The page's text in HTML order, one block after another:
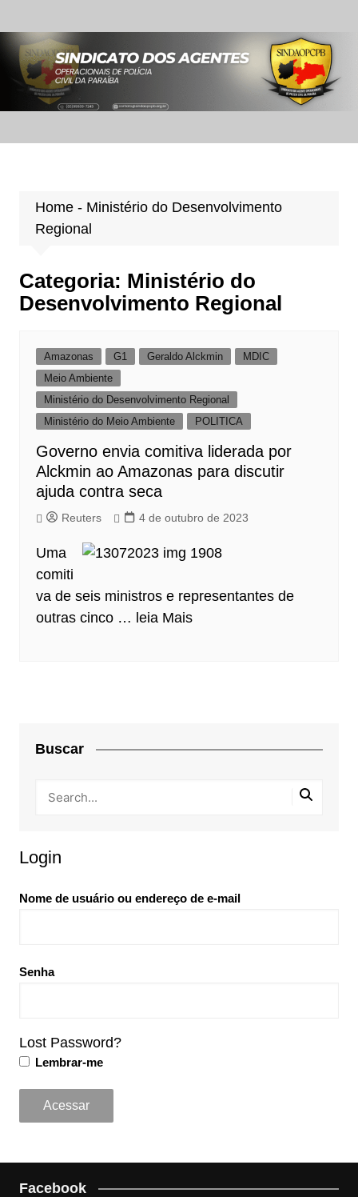
para
conteúdo
Home- Ministério do Desenvolvimento
Regional
Categoria: Ministério do
Desenvolvimento Regional
Amazonas G1 Geraldo Alckmin
MDIC
Meio Ambiente
Ministério do Desenvolvimento Regional
Ministério do Meio Ambiente
POLITICA
Governo envia comitiva liderada por
Alckmin ao Amazonas para discutir
ajuda contra seca
Reuters 4 de outubro de 2023
Uma
comiti
va de seis ministros e representantes de
outras cinco … leia Mais
Buscar
Login
Nome de usuário ou endereço de e-mail
Senha
Lost Password?
Lembrar-me
Facebook